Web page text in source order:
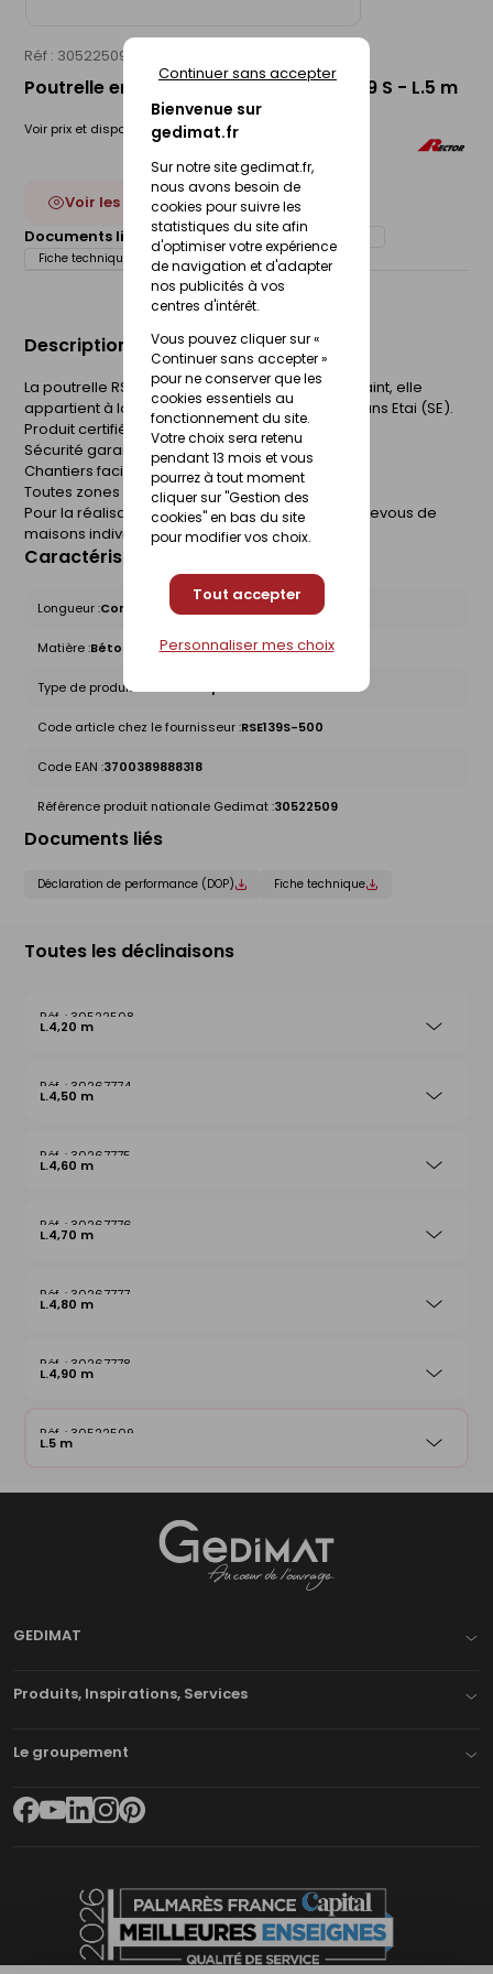
Bienvenue sur
gedimat.fr
Sur notre site gedimat.fr,
nous avons besoin de
cookies pour suivre les
statistiques du site afin
d'optimiser votre expérience
de navigation et d'adapter
nos publicités à vos
centres d'intérêt.
Vous pouvez cliquer sur «
Continuer sans accepter »
pour ne conserver que les
cookies essentiels au
fonctionnement du site.
Votre choix sera retenu
pendant 13 mois et vous
pourrez à tout moment
cliquer sur "Gestion des
cookies" en bas du site
pour modifier vos choix.
Tout accepter
Continuer sans accepter
Personnaliser mes choix
Réf : 30522509
Poutrelle en béton précontraint RSE 139 S - L.5 m
Voir prix et disponibilité en magasin
Voir les 7 déclinaisons
Documents liés :
Déclaration de performance (DOP)
Fiche technique
Description du produit
La poutrelle RS est fabriquée en béton précontraint, elle
appartient à la gamme de poutrelles RECTOR Sans Etai (SE).
Produit certifié NF
Sécurité garantie
Chantiers facilités
Toutes zones sismiques.
Pour la réalisation de planchers poutrelles / entrevous de
maisons individuelles.
Caractéristiques du produit
Longueur :Comprise entre 4 et 5m
Matière :Béton
Type de produit :
Code article chez le fournisseur :RSE139S-500
Code EAN :3700389888318
Référence produit nationale Gedimat :30522509
Documents liés
Déclaration de performance (DOP) Fiche technique
Toutes les déclinaisons
30522508
L.4,20 m
30267774
L.4,50 m
30267775
L.4,60 m
30267776
L.4,70 m
30267777
L.4,80 m
30267778
L.4,90 m
30522509
L.5 m
GEDIMAT
Produits, Inspirations, Services
Le groupement